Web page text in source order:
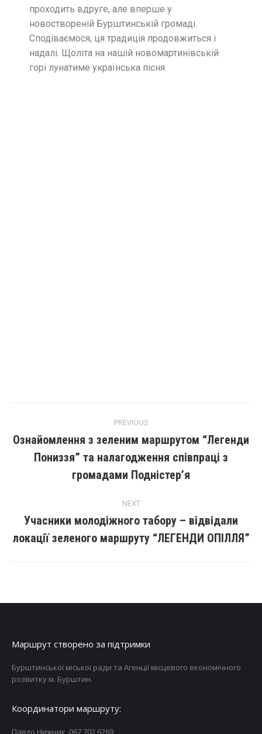
проходить вдруге, але вперше у
новоствореній Бурштинській громаді.
Сподіваємося, ця традиція продовжиться і
надалі. Щоліта на нашій новомартинівській
горі лунатиме українська пісня.
PREVIOUS
Ознайомлення з зеленим маршрутом “Легенди
Пониззя” та налагодження співпраці з
громадами Подністер’я
NEXT
Учасники молодіжного табору – відвідали
локації зеленого маршруту “ЛЕГЕНДИ ОПІЛЛЯ”
Маршрут створено за підтримки
Бурштинської міської ради та Агенції місцевого економічного
розвитку м. Бурштин.
Координатори маршруту:
Павло Нижник, 067 702 6269